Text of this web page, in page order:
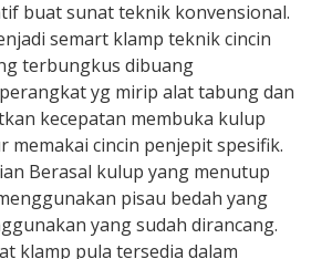
buat sunat teknik konvensional.
semart klamp teknik cincin
terbungkus dibuang
yg mirip alat tabung dan
kecepatan membuka kulup
memakai cincin penjepit spesifik.
Berasal kulup yang menutup
pisau bedah yang
yang sudah dirancang.
klamp pula tersedia dalam